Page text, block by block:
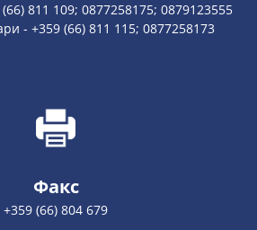
811 109; 0877258175; 0879123555
- +359 (66) 811 115; 0877258173
Факс
+359 (66) 804 679